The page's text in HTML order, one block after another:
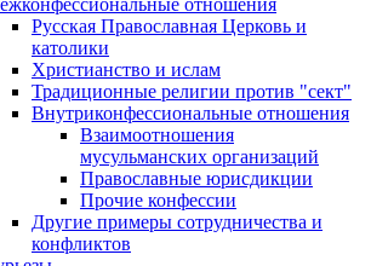
отношения
Русская Православная Церковь и
католики
Христианство и ислам
Традиционные религии против "сект"
Внутриконфессиональные отношения
Взаимоотношения
мусульманских организаций
Православные юрисдикции
Прочие конфессии
Другие примеры сотрудничества и
конфликтов